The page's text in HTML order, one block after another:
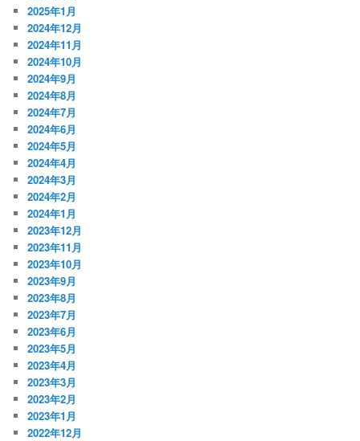
2025年1月
2024年12月
2024年11月
2024年10月
2024年9月
2024年8月
2024年7月
2024年6月
2024年5月
2024年4月
2024年3月
2024年2月
2024年1月
2023年12月
2023年11月
2023年10月
2023年9月
2023年8月
2023年7月
2023年6月
2023年5月
2023年4月
2023年3月
2023年2月
2023年1月
2022年12月